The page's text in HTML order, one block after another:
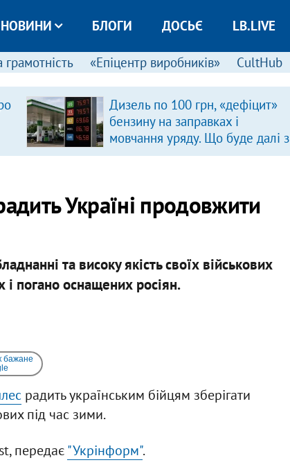
НОВИНИ БЛОГИ ДОСЬЄ LB.LIVE
«Епіцентр виробників» CultHub
Дизель по 100 грн, «дефіцит»
бензину на заправках і
мовчання уряду. Що буде далі з
цінами на пальне?
Україні продовжити
та високу якість своїх військових
погано оснащених росіян.
бажане
радить українським бійцям зберігати
під час зими.
передає"Укрінформ".